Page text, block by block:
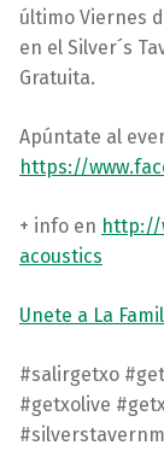
último Viernes
en el Silver´s
Gratuita.
Apúntate al
https://
+ info en http://
acoustics
Unete a La
‪#‎salirgetxo‬
‪#‎getxolive‬